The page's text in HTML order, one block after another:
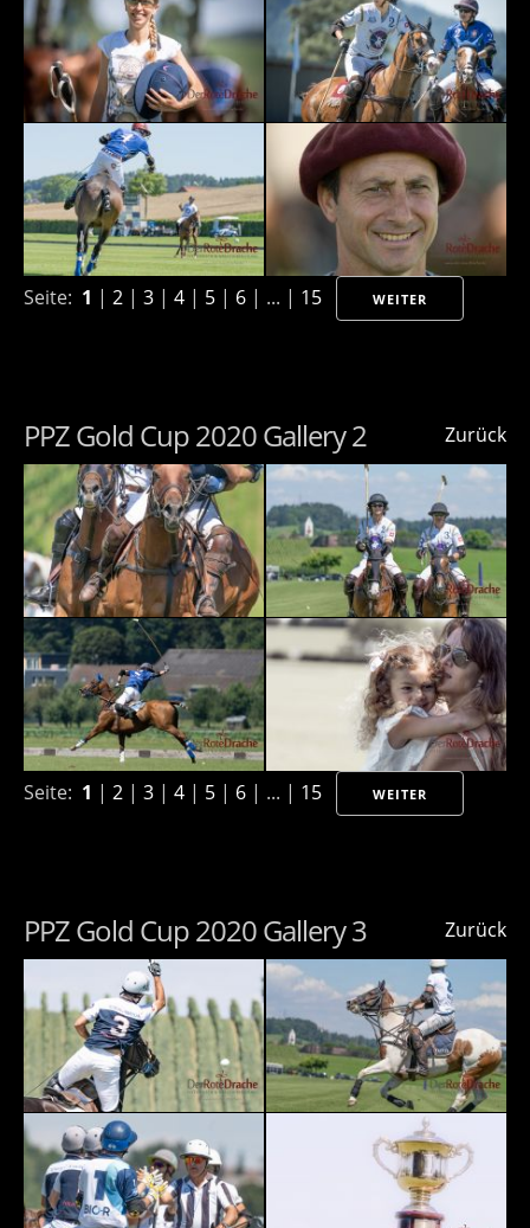
Seite: 1 | 2 | 3 | 4 | 5 | 6 | ... | 15 WEITER
Zurück
PPZ Gold Cup 2020 Gallery 2
Seite: 1 | 2 | 3 | 4 | 5 | 6 | ... | 15 WEITER
Zurück
PPZ Gold Cup 2020 Gallery 3